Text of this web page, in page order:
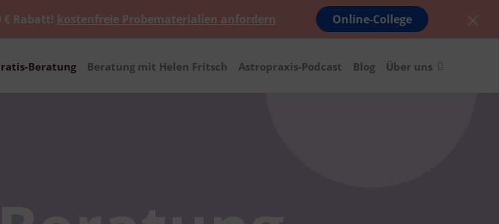
€ Rabatt! kostenfreie Probematerialien anfordern Online-College
Beratung Beratung mit Helen Fritsch Astropraxis-Podcast Blog Über uns